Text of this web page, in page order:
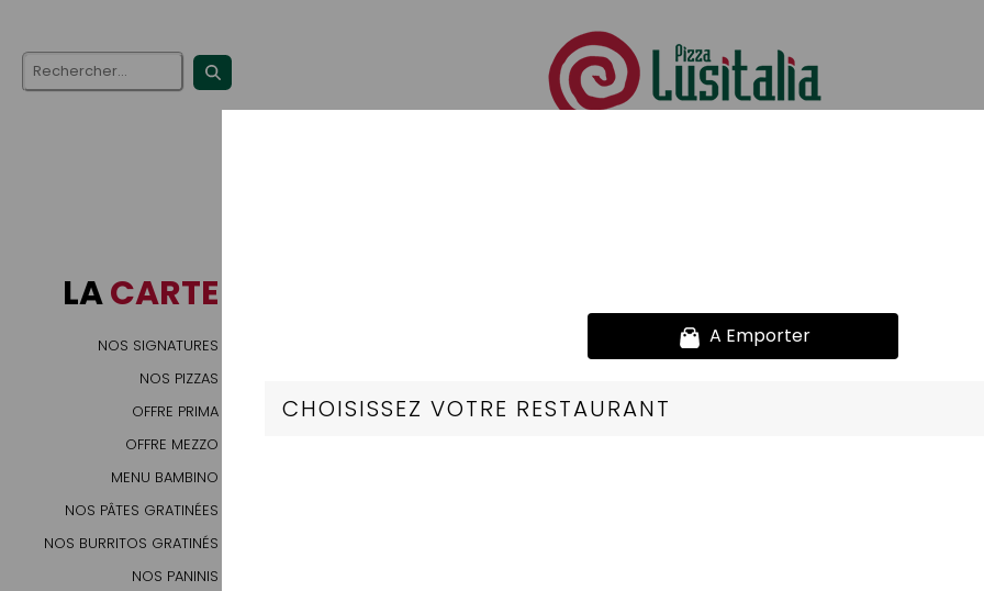
LACARTE
NOS SIGNATURES
NOS PIZZAS
OFFRE PRIMA
OFFRE MEZZO
MENU BAMBINO
NOS PÂTES GRATINÉES
NOS BURRITOS GRATINÉS
NOS PANINIS